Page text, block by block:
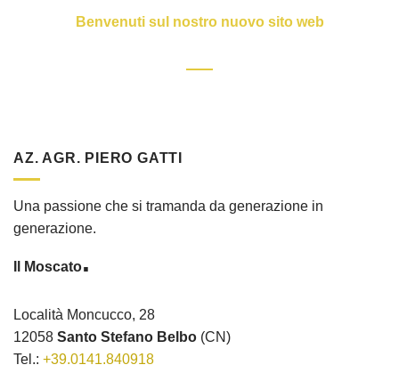
AZ. AGR. PIERO GATTI
Una passione che si tramanda da generazione in
generazione.
Il Moscato.
Località Moncucco, 28
12058 Santo Stefano Belbo (CN)
Tel.: +39.0141.840918
Benvenuti sul nostro nuovo sito web